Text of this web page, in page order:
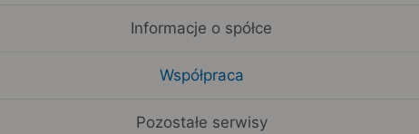
Informacje o spółce
Współpraca
Pozostałe serwisy